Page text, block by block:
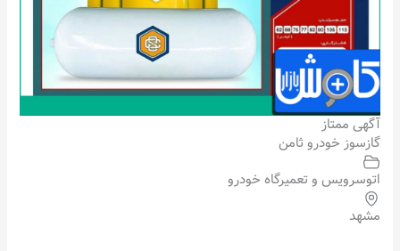
آگهی ممتاز
گازسوز خودرو ثامن
اتوسرویس و تعمیرگاه خودرو
مشهد